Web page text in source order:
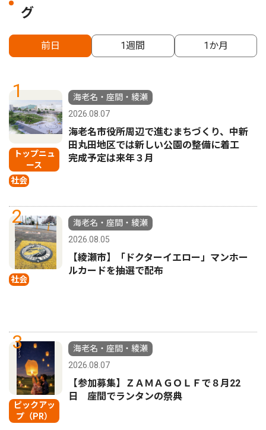
グ
前日 1週間 1か月
1
トップニュ
ース
社会
海老名・座間・綾瀬
2026.08.07
海老名市役所周辺で進むまちづくり、中新
田丸田地区では新しい公園の整備に着工
完成予定は来年３月
2
社会
海老名・座間・綾瀬
2026.08.05
【綾瀬市】「ドクターイエロー」マンホー
ルカードを抽選で配布
3
ピックアッ
プ（PR）
海老名・座間・綾瀬
2026.08.07
【参加募集】ＺＡＭＡＧＯＬＦで８月22
日 座間でランタンの祭典